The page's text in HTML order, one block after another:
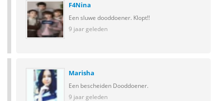
F4Nina
Een sluwe dooddoener. Klopt!!
9 jaar geleden
Marisha
Een bescheiden Dooddoener.
9 jaar geleden